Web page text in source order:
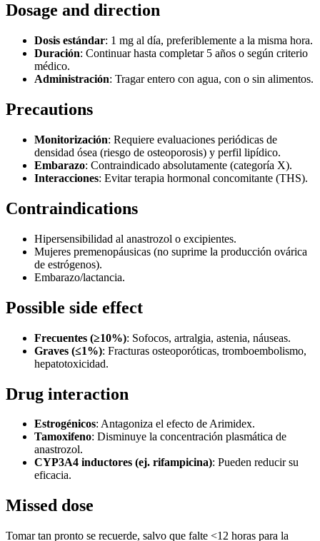
Dosage and direction
Dosis estándar: 1 mg al día, preferiblemente a la misma hora.
Duración: Continuar hasta completar 5 años o según criterio
médico.
Administración: Tragar entero con agua, con o sin alimentos.
Precautions
Monitorización: Requiere evaluaciones periódicas de
densidad ósea (riesgo de osteoporosis) y perfil lipídico.
Embarazo: Contraindicado absolutamente (categoría X).
Interacciones: Evitar terapia hormonal concomitante (THS).
Contraindications
Hipersensibilidad al anastrozol o excipientes.
Mujeres premenopáusicas (no suprime la producción ovárica
de estrógenos).
Embarazo/lactancia.
Possible side effect
Frecuentes (≥10%): Sofocos, artralgia, astenia, náuseas.
Graves (≤1%): Fracturas osteoporóticas, tromboembolismo,
hepatotoxicidad.
Drug interaction
Estrogénicos: Antagoniza el efecto de Arimidex.
Tamoxifeno: Disminuye la concentración plasmática de
anastrozol.
CYP3A4 inductores (ej. rifampicina): Pueden reducir su
eficacia.
Missed dose
Tomar tan pronto se recuerde, salvo que falte <12 horas para la